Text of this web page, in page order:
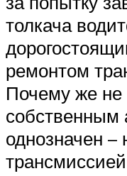
толкача
ремонтом
Почему же не
собственным
однозначен –